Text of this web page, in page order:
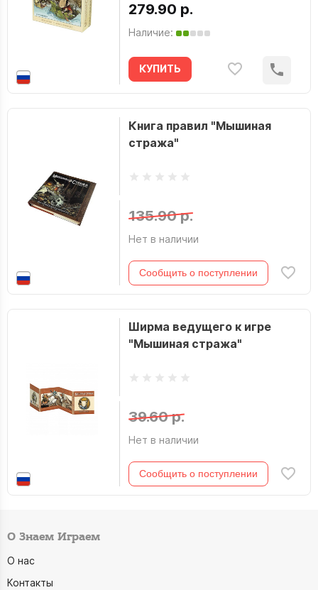
279.90 р.
Наличие:
КУПИТЬ
Книга правил "Мышиная
стража"
135.90 р.
Нет в наличии
Сообщить о поступлении
Ширма ведущего к игре
"Мышиная стража"
39.60 р.
Нет в наличии
Сообщить о поступлении
О Знаем Играем
О нас
Контакты